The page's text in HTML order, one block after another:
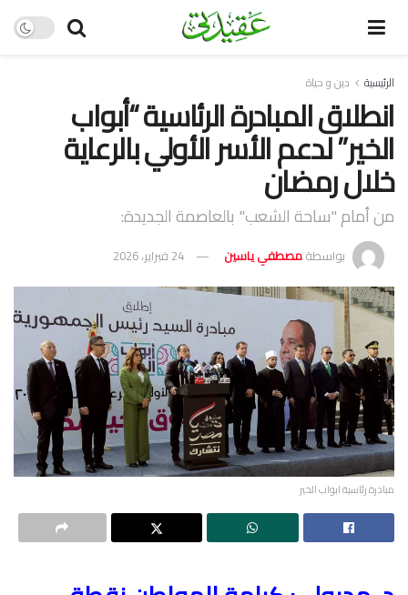
الرئيسية دين و حياة
انطلاق المبادرة الرئاسية “أبواب
الخير” لدعم الأسر الأولي بالرعاية
خلال رمضان
من أمام "ساحة الشعب" بالعاصمة الجديدة:
بواسطةمصطفي ياسين 24 فبراير، 2026
مبادرة رئاسية ابواب الخير